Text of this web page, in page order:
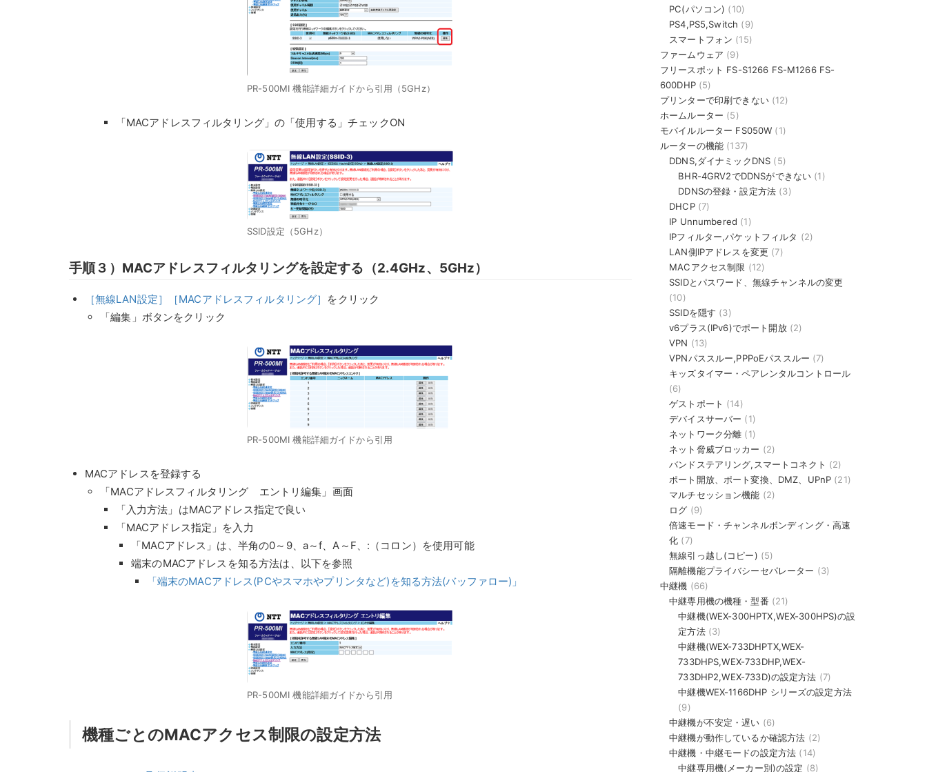
PR-500MI 機能詳細ガイドから引用（5GHz）
「MACアドレスフィルタリング」の「使用する」チェックON
SSID設定（5GHz）
手順３）MACアドレスフィルタリングを設定する（2.4GHz、5GHz）
［無線LAN設定］［MACアドレスフィルタリング］ をクリック
「編集」ボタンをクリック
PR-500MI 機能詳細ガイドから引用
MACアドレスを登録する
「MACアドレスフィルタリング エントリ編集」画面
「入力方法」はMACアドレス指定で良い
「MACアドレス指定」を入力
「MACアドレス」は、半角の0～9、a～f、A～F、:（コロン）を使用可能
端末のMACアドレスを知る方法は、以下を参照
「端末のMACアドレス(PCやスマホやプリンタなど)を知る方法(バッファロー)」
PR-500MI 機能詳細ガイドから引用
機種ごとのMACアクセス制限の設定方法
PC(パソコン) (10)
PS4,PS5,Switch (9)
スマートフォン (15)
ファームウェア (9)
フリースポット FS-S1266 FS-M1266 FS-
600DHP(5)
プリンターで印刷できない(12)
ホームルーター (5)
モバイルルーター FS050W (1)
ルーターの機能 (137)
DDNS,ダイナミックDNS (5)
BHR-4GRV2でDDNSができない (1)
DDNSの登録・設定方法 (3)
DHCP(7)
IP Unnumbered (1)
IPフィルター,パケットフィルタ (2)
LAN側IPアドレスを変更 (7)
MACアクセス制限 (12)
SSIDとパスワード、無線チャンネルの変更
(10)
SSIDを隠す (3)
v6プラス(IPv6)でポート開放(2)
VPN (13)
VPNパススルー,PPPoEパススルー (7)
キッズタイマー・ペアレンタルコントロール
(6)
ゲストポート (14)
デバイスサーバー (1)
ネットワーク分離 (1)
ネット脅威ブロッカー (2)
バンドステアリング,スマートコネクト (2)
ポート開放、ポート変換、DMZ、UPnP (21)
マルチセッション機能 (2)
ログ (9)
倍速モード・チャンネルボンディング・高速
化 (7)
無線引っ越し(コピー) (5)
隔離機能プライバシーセパレーター (3)
中継機 (66)
中継専用機の機種・型番 (21)
中継機(WEX-300HPTX,WEX-300HPS)の設
定方法(3)
中継機(WEX-733DHPTX,WEX-
733DHPS,WEX-733DHP,WEX-
733DHP2,WEX-733D)の設定方法 (7)
中継機WEX-1166DHP シリーズの設定方法
(9)
中継機が不安定・遅い (6)
中継機が動作しているか確認方法 (2)
中継機・中継モードの設定方法 (14)
中継専用機(メーカー別)の設定 (8)